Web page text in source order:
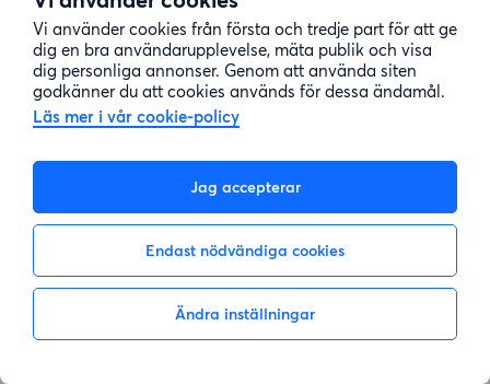
Vi använder cookies från första och tredje part för att ge
dig en bra användarupplevelse, mäta publik och visa
dig personliga annonser. Genom att använda siten
godkänner du att cookies används för dessa ändamål.
Läs mer i vår cookie-policy
Jag accepterar
Endast nödvändiga cookies
Ändra inställningar